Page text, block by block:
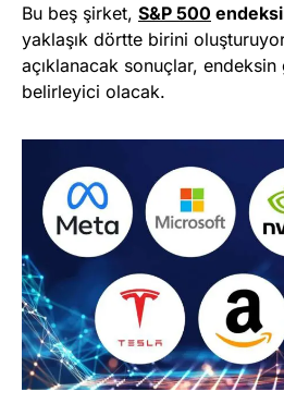
Bu beş şirket, S&P 500
yaklaşık dörtte birini
açıklanacak sonuçlar, endeksin
belirleyici olacak.